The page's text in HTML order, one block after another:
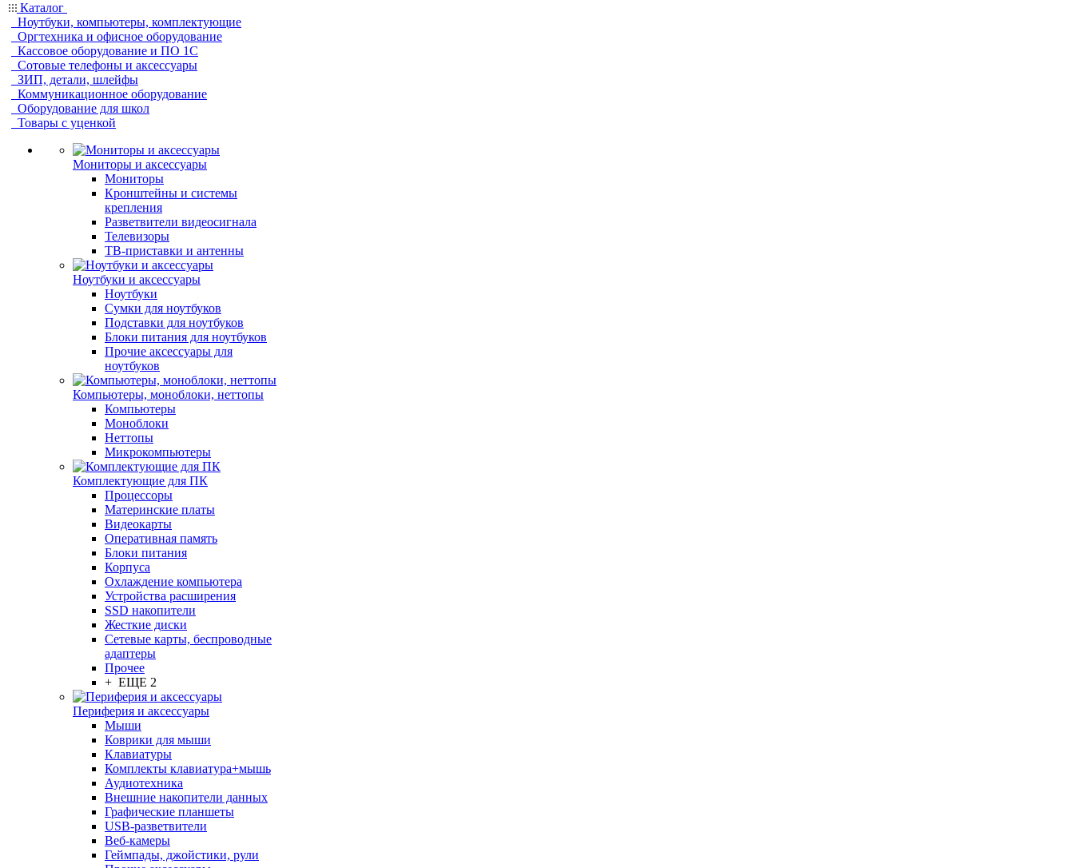
Каталог
Ноутбуки, компьютеры, комплектующие
Оргтехника и офисное оборудование
Кассовое оборудование и ПО 1С
Сотовые телефоны и аксессуары
ЗИП, детали, шлейфы
Коммуникационное оборудование
Оборудование для школ
Товары с уценкой
Мониторы и аксессуары
Мониторы
Кронштейны и системы
крепления
Разветвители видеосигнала
Телевизоры
ТВ-приставки и антенны
Ноутбуки и аксессуары
Ноутбуки
Сумки для ноутбуков
Подставки для ноутбуков
Блоки питания для ноутбуков
Прочие аксессуары для
ноутбуков
Компьютеры, моноблоки, неттопы
Компьютеры
Моноблоки
Неттопы
Микрокомпьютеры
Комплектующие для ПК
Процессоры
Материнские платы
Видеокарты
Оперативная память
Блоки питания
Корпуса
Охлаждение компьютера
Устройства расширения
SSD накопители
Жесткие диски
Сетевые карты, беспроводные
адаптеры
Прочее
+ ЕЩЕ 2
Периферия и аксессуары
Мыши
Коврики для мыши
Клавиатуры
Комплекты клавиатура+мышь
Аудиотехника
Внешние накопители данных
Графические планшеты
USB-разветвители
Веб-камеры
Геймпады, джойстики, рули